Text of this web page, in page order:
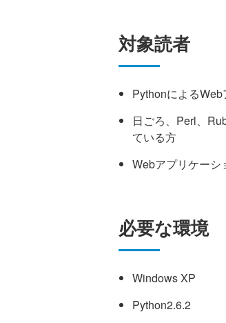
対象読者
Pythonによる
日ごろ、Perl、
ている方
Webアプリケーシ
必要な環境
Windows XP
Python2.6.2